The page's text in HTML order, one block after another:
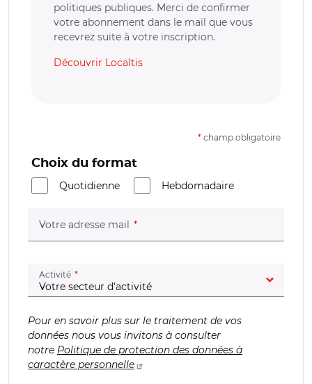
politiques publiques. Merci de confirmer
votre abonnement dans le mail que vous
recevrez suite à votre inscription.
Découvrir Localtis
* champ obligatoire
Choix du format
Quotidienne
Hebdomadaire
Votre adresse mail (champ obligatoire)
Activité (champ obligatoire)
Pour en savoir plus sur le traitement de vos
données nous vous invitons à consulter
notre Politique de protection des données à
caractère personnelle